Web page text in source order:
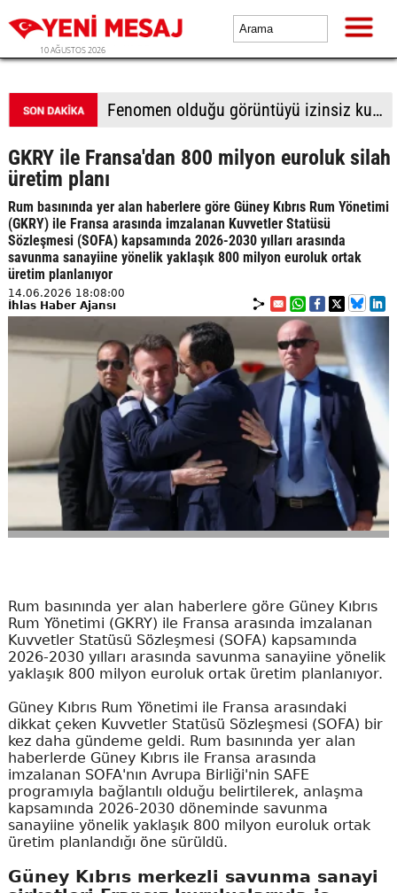
10 AĞUSTOS 2026
Fenomen olduğu görüntüyü izinsiz kullanan firmaya milyonluk dava
GKRY ile Fransa'dan 800 milyon euroluk silah
üretim planı
Rum basınında yer alan haberlere göre Güney Kıbrıs Rum Yönetimi
(GKRY) ile Fransa arasında imzalanan Kuvvetler Statüsü
Sözleşmesi (SOFA) kapsamında 2026-2030 yılları arasında
savunma sanayiine yönelik yaklaşık 800 milyon euroluk ortak
üretim planlanıyor
14.06.2026 18:08:00
İhlas Haber Ajansı
Rum basınında yer alan haberlere göre Güney Kıbrıs
Rum Yönetimi (GKRY) ile Fransa arasında imzalanan
Kuvvetler Statüsü Sözleşmesi (SOFA) kapsamında
2026-2030 yılları arasında savunma sanayiine yönelik
yaklaşık 800 milyon euroluk ortak üretim planlanıyor.
Güney Kıbrıs Rum Yönetimi ile Fransa arasındaki
dikkat çeken Kuvvetler Statüsü Sözleşmesi (SOFA) bir
kez daha gündeme geldi. Rum basınında yer alan
haberlerde Güney Kıbrıs ile Fransa arasında
imzalanan SOFA'nın Avrupa Birliği'nin SAFE
programıyla bağlantılı olduğu belirtilerek, anlaşma
kapsamında 2026-2030 döneminde savunma
sanayiine yönelik yaklaşık 800 milyon euroluk ortak
üretim planlandığı öne sürüldü.
Güney Kıbrıs merkezli savunma sanayi